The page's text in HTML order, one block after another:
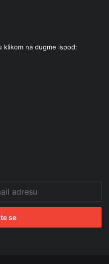
klikom na dugme ispod: